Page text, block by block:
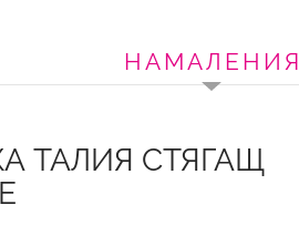
НАМАЛЕНИЯ
ТАЛИЯ СТЯГАЩ